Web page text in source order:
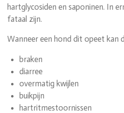
hartglycosiden en saponinen. In
fataal zijn.
Wanneer een hond dit opeet kan
braken
diarree
overmatig kwijlen
buikpijn
hartritmestoornissen